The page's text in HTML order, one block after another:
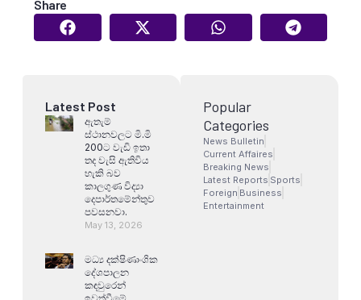
Share
Latest Post
ඇතැම්
ස්ථානවලට මි.මි
200ට වැඩි ඉතා
තද වැසි ඇතිවිය
හැකි බව
කාලගුණ විද්‍යා
දෙපාර්තමේන්තුව
පවසනවා.
May 13, 2026
මධ්‍ය දක්ෂිණාංශික
දේශපාලන
කඳවුරෙන්
Popular
Categories
News Bulletin
Current Affaires
Breaking News
Latest Reports Sports
Foreign Business
Entertainment